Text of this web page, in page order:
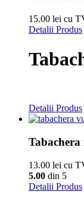
15.00 lei cu
Detalii Produs
Detalii Produs
13.00 lei cu
5.00 din 5
Detalii Produs